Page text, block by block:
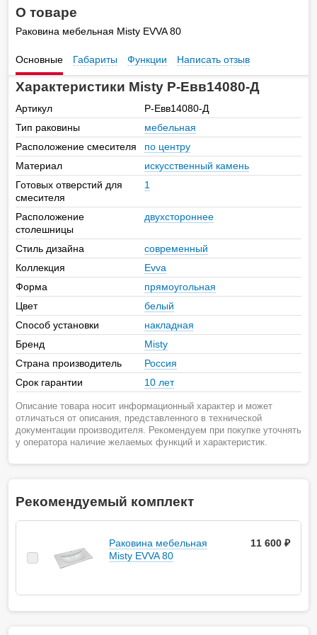
О товаре
Раковина мебельная Misty EVVA 80
Основные Габариты Функции Написать отзыв
Характеристики Misty Р-Евв14080-Д
Артикул
Р-Евв14080-Д
Тип раковины
мебельная
Расположение смесителя
по центру
Материал
искусственный камень
Готовых отверстий для
смесителя
1
Расположение
столешницы
двухстороннее
Стиль дизайна
современный
Коллекция
Evva
Форма
прямоугольная
Цвет
белый
Способ установки
накладная
Бренд
Misty
Страна производитель
Россия
Срок гарантии
10 лет
Описание товара носит информационный характер и может
отличаться от описания, представленного в технической
документации производителя. Рекомендуем при покупке уточнять
у оператора наличие желаемых функций и характеристик.
Рекомендуемый комплект
Раковина мебельная
Misty EVVA 80
11 600 ₽